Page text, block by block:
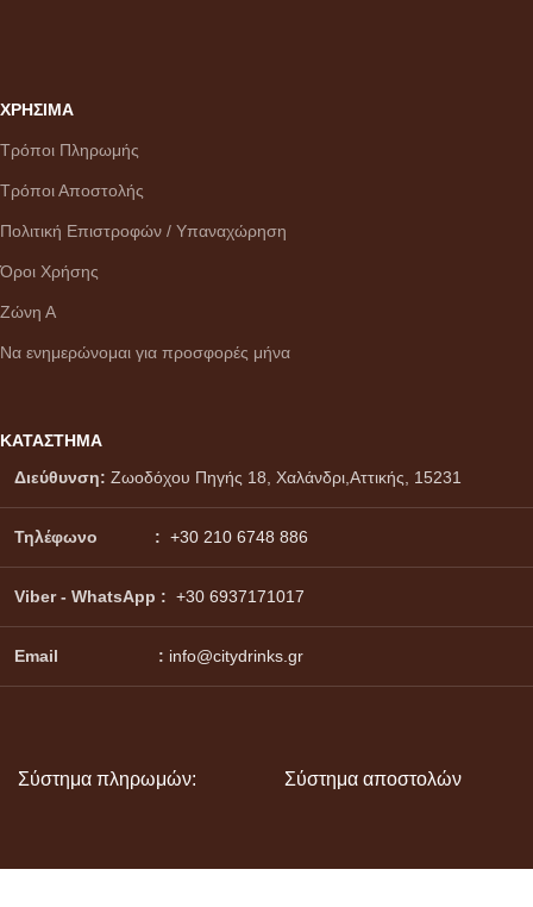
ΧΡΗΣΙΜΑ
Τρόποι Πληρωμής
Τρόποι Αποστολής
Πολιτική Επιστροφών / Υπαναχώρηση
Όροι Χρήσης
Ζώνη Α
Να ενημερώνομαι για προσφορές μήνα
ΚΑΤΑΣΤΗΜΑ
Διεύθυνση: Ζωοδόχου Πηγής 18, Χαλάνδρι,Αττικής, 15231
Τηλέφωνο : +30 210 6748 886
Viber - WhatsApp : +30 6937171017
Email : info@citydrinks.gr
Σύστημα πληρωμών: Σύστημα αποστολών